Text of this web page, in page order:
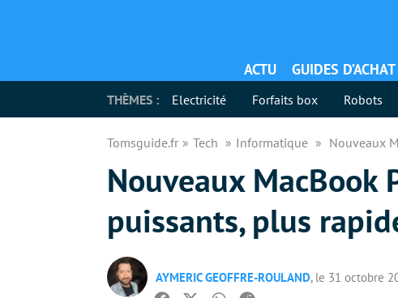
ACTU GUIDES D’ACHAT
THÈMES : Electricité Forfaits box Robots
Tomsguide.fr Tech Informatique Nouveaux
Nouveaux MacBook
puissants, plus
AYMERIC GEOFFRE-ROULAND, le 31 octobre